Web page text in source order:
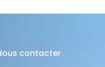
contacter